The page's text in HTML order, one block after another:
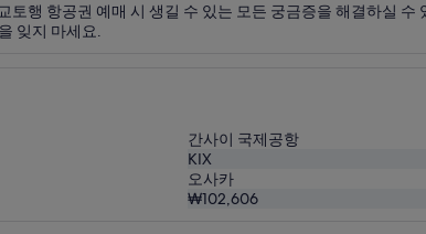
행 항공권 예매 시 생길 수 있는 모든 궁금증을 해결하실
잊지 마세요.
간사이 국제공항
KIX
오사카
₩102,606